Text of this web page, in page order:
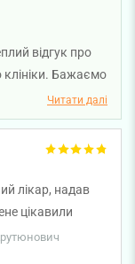
відгук про
клініки. Бажаємо
Читати далі
лікар, надав
цікавили